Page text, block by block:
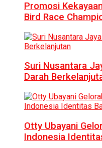
Promosi
Bird Race
Suri Nusantara
Darah
Otty Ubayani
Indonesia